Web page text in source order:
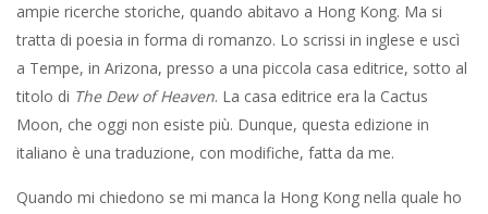
ampie ricerche storiche, quando abitavo a Hong Kong. Ma si
tratta di poesia in forma di romanzo. Lo scrissi in inglese e uscì
a Tempe, in Arizona, presso a una piccola casa editrice, sotto al
titolo di The Dew of Heaven. La casa editrice era la Cactus
Moon, che oggi non esiste più. Dunque, questa edizione in
italiano è una traduzione, con modifiche, fatta da me.
Quando mi chiedono se mi manca la Hong Kong nella quale ho